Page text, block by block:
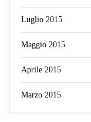
Luglio 2015
Maggio 2015
Aprile 2015
Marzo 2015